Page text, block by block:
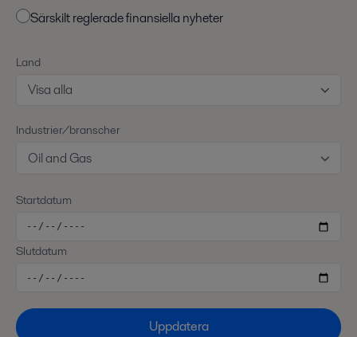
Särskilt reglerade finansiella nyheter
Land
Visa alla
Industrier/branscher
Oil and Gas
Startdatum
Slutdatum
Uppdatera